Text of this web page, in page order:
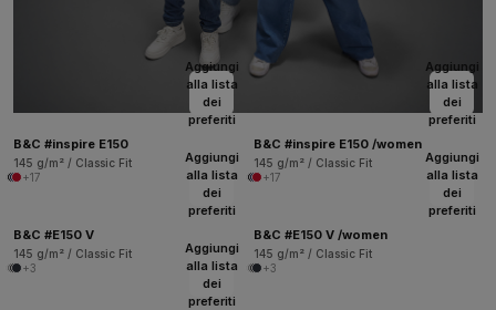
Aggiungi
alla lista
dei
preferiti
B&C #inspire E150
145 g/m² / Classic Fit
+17
Aggiungi
alla lista
dei
preferiti
B&C #inspire E150 /women
145 g/m² / Classic Fit
+17
Aggiungi
alla lista
dei
preferiti
B&C #E150 V
145 g/m² / Classic Fit
+3
Aggiungi
alla lista
dei
preferiti
B&C #E150 V /women
145 g/m² / Classic Fit
+3
Aggiungi
alla lista
dei
preferiti